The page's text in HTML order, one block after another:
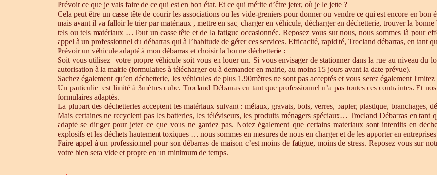
Prévoir ce que je vais faire de ce qui est en bon état. Et ce qui mérite d’être jeter, où je le jette ?
Cela peut être un casse tête de courir les associations ou les vide-greniers pour donner ou vendre ce qui est encore en bon
mais avant il va falloir le trier par matériaux , mettre en sac, charger en véhicule, décharger en déchetterie, trouver la
tels ou tels matériaux …Tout un casse tête et de la fatigue occasionnée. Reposez vous sur nous, nous sommes là pour
appel à un professionnel du débarras qui à l’habitude de gérer ces services. Efficacité, rapidité, Trocland débarras, en tant
Prévoir un véhicule adapté à mon débarras et choisir la bonne déchetterie :
Soit vous utilisez votre propre véhicule soit vous en louer un. Si vous envisager de stationner dans la rue au niveau du
autorisation à la mairie (formulaires à télécharger ou à demander en mairie, au moins 15 jours avant la date prévue).
Sachez également qu’en déchetterie, les véhicules de plus 1.90mètres ne sont pas acceptés et vous serez également
Un particulier est limité à 3mètres cube. Trocland Débarras en tant que professionnel n’a pas toutes ces contraintes. Et
formulaires adaptés.
La plupart des déchetteries acceptent les matériaux suivant : métaux, gravats, bois, verres, papier, plastique, branchages,
Mais certaines ne recyclent pas les batteries, les téléviseurs, les produits ménagers spéciaux… Trocland Débarras en tant
adapté se diriger pour jeter ce que vous ne gardez pas. Notez également que certains matériaux sont interdits en
explosifs et les déchets hautement toxiques … nous sommes en mesures de nous en charger et de les apporter en
Faire appel à un professionnel pour son débarras de maison c’est moins de fatigue, moins de stress. Reposez vous sur
votre bien sera vide et propre en un minimum de temps.